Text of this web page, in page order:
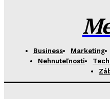
Business Marketing
Nehnuteľnosti